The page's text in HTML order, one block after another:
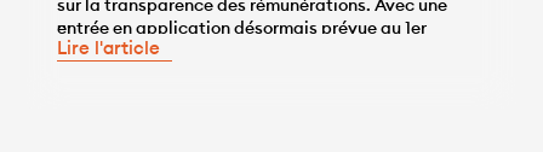
sur la transparence des rémunérations. Avec une
entrée en application désormais prévue au 1er
janvier 2028, les entreprises disposent de l’année
...
Lire l'article